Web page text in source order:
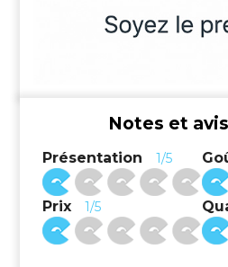
Notes et
Présentation 1/5
Prix 1/5